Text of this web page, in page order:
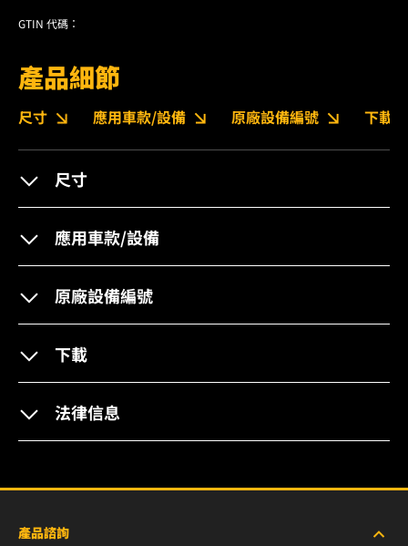
GTIN 代碼：
產品細節
尺寸 應用車款/設備 原廠設備編號 下載
尺寸
應用車款/設備
原廠設備編號
下載
法律信息
產品諮詢